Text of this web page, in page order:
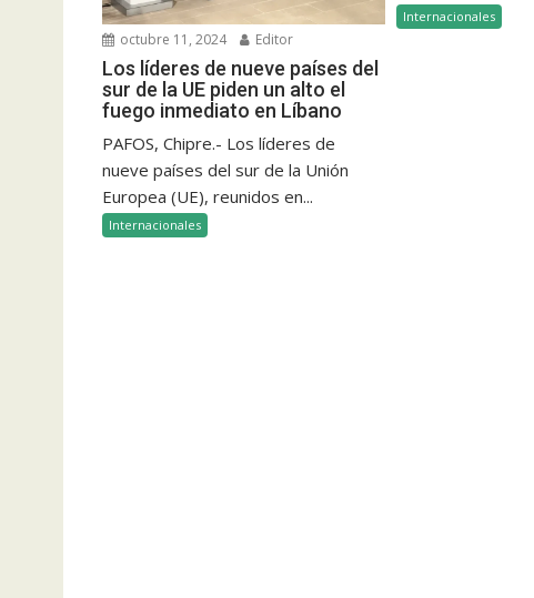
octubre 11, 2024 Editor
Los líderes de nueve países del
sur de la UE piden un alto el
fuego inmediato en Líbano
PAFOS, Chipre.- Los líderes de
nueve países del sur de la Unión
Europea (UE), reunidos en...
Internacionales
Internacionales